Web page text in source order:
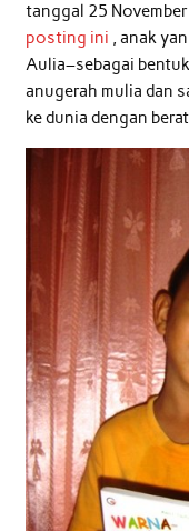
tanggal 25
posting ini , anak
Aulia–sebagai
anugerah mulia dan
ke dunia dengan